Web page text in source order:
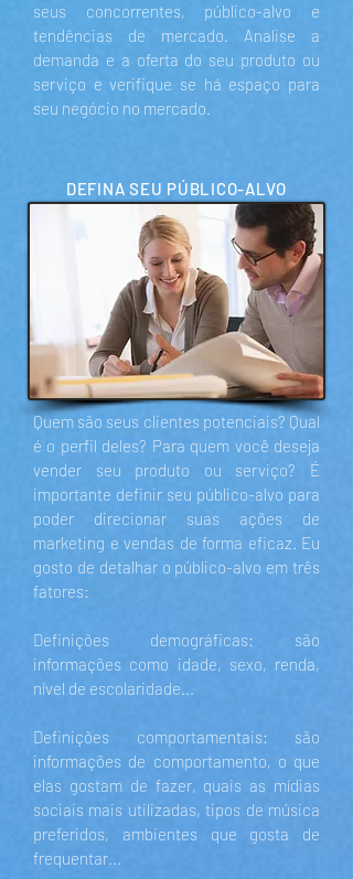
seus concorrentes, público-alvo e
tendências de mercado. Analise a
demanda e a oferta do seu produto ou
serviço e verifique se há espaço para
seu negócio no mercado.
DEFINA SEU PÚBLICO-ALVO
Quem são seus clientes potenciais? Qual
é o perfil deles? Para quem você deseja
vender seu produto ou serviço? É
importante definir seu público-alvo para
poder direcionar suas ações de
marketing e vendas de forma eficaz. Eu
gosto de detalhar o público-alvo em três
fatores:
Definições demográficas: são
informações como idade, sexo, renda,
nível de escolaridade...
Definições comportamentais: são
informações de comportamento, o que
elas gostam de fazer, quais as mídias
sociais mais utilizadas, tipos de música
preferidos, ambientes que gosta de
frequentar...